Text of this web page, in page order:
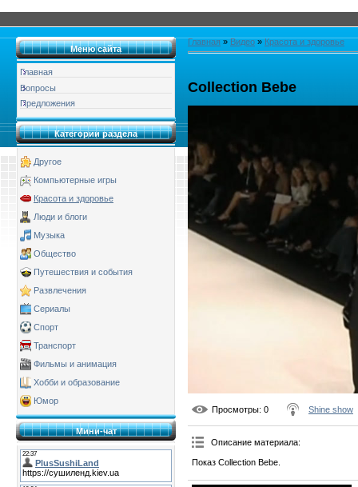
Меню сайта
Главная
Вопросы
Предложения
Категории раздела
Другое
Компьютерные игры
Красота и здоровье
Люди и блоги
Музыка
Общество
Путешествия и события
Развлечения
Сериалы
Спорт
Транспорт
Фильмы и анимация
Хобби и образование
Юмор
Мини-чат
Главная » Видео » Красота и здоровье
Collection Bebe
Просмотры: 0 Shine show
Описание материала:
Показ Collection Bebe.